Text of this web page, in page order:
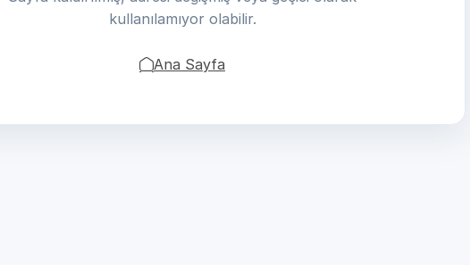
kullanılamıyor olabilir.
Ana Sayfa